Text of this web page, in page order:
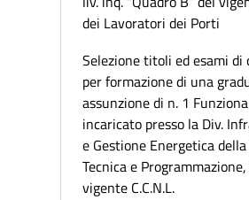
dei Lavoratori dei Porti
Selezione titoli ed esami di
per formazione di una
assunzione di n. 1
incaricato presso la Div.
e Gestione Energetica
Tecnica e
vigente C.C.N.L.